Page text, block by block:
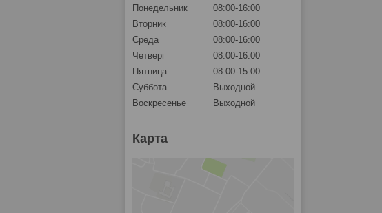
Понедельник
08:00-16:00
Вторник
08:00-16:00
Среда
08:00-16:00
Четверг
08:00-16:00
Пятница
08:00-15:00
Суббота
Выходной
Воскресенье
Выходной
Карта